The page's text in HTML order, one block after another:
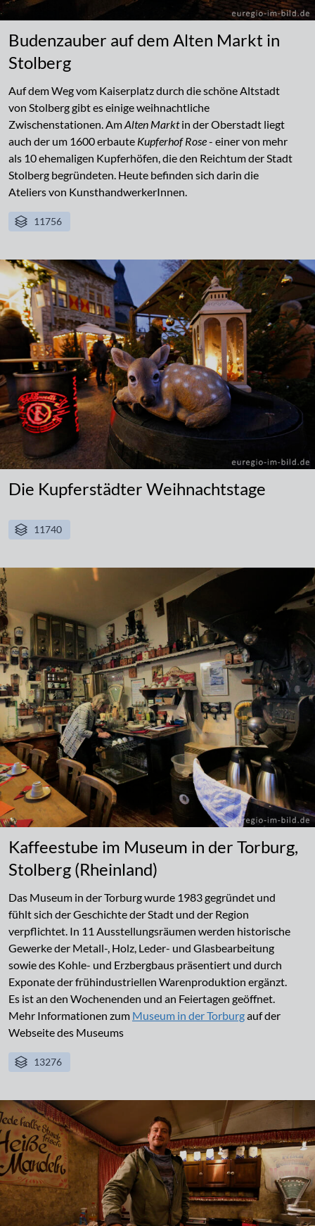
Budenzauber auf dem Alten Markt in
Stolberg
Auf dem Weg vom Kaiserplatz durch die schöne Altstadt
von Stolberg gibt es einige weihnachtliche
Zwischenstationen. AmAlten Marktin der Oberstadt liegt
auch der um 1600 erbaute Kupferhof Rose- einer von mehr
als 10 ehemaligen Kupferhöfen, die den Reichtum der Stadt
Stolberg begründeten. Heute befinden sich darin die
Ateliers von KunsthandwerkerInnen.
11756
Die Kupferstädter Weihnachtstage
11740
Kaffeestube im Museum in der Torburg,
Stolberg (Rheinland)
Das Museum in der Torburg wurde 1983 gegründet und
fühlt sich der Geschichte der Stadt und der Region
verpflichtet. In 11 Ausstellungsräumen werden historische
Gewerke der Metall-, Holz, Leder- und Glasbearbeitung
sowie des Kohle- und Erzbergbaus präsentiert und durch
Exponate der frühindustriellen Warenproduktion ergänzt.
Es ist an den Wochenenden und an Feiertagen geöffnet.
Mehr Informationen zum Museum in der Torburgauf der
Webseite des Museums
13276